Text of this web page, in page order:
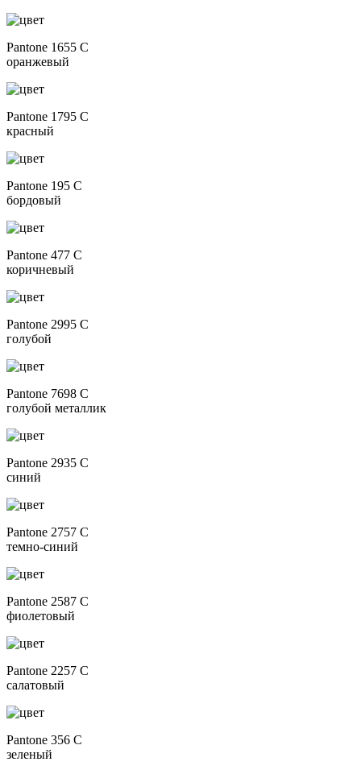
Pantone 1655 C
оранжевый
Pantone 1795 C
красный
Pantone 195 C
бордовый
Pantone 477 C
коричневый
Pantone 2995 C
голубой
Pantone 7698 C
голубой металлик
Pantone 2935 C
синий
Pantone 2757 C
темно-синий
Pantone 2587 C
фиолетовый
Pantone 2257 C
салатовый
Pantone 356 C
зеленый